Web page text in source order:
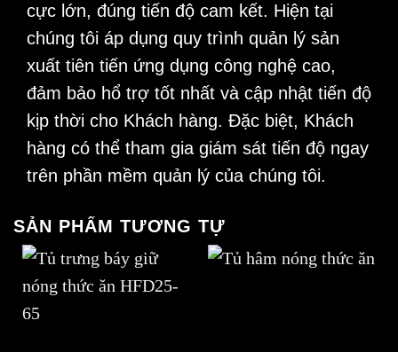
cực lớn, đúng tiến độ cam kết. Hiện tại
chúng tôi áp dụng quy trình quản lý sản
xuất tiên tiến ứng dụng công nghệ cao,
đảm bảo hổ trợ tốt nhất và cập nhật tiến độ
kịp thời cho Khách hàng. Đặc biệt, Khách
hàng có thể tham gia giám sát tiến độ ngay
trên phần mềm quản lý của chúng tôi.
SẢN PHẨM TƯƠNG TỰ